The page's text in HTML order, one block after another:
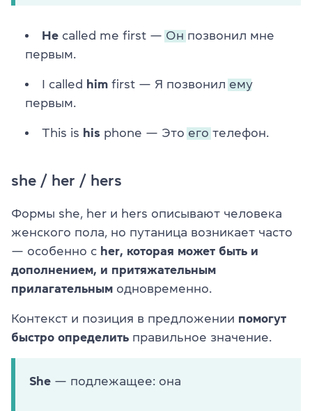
He called me first — Он позвонил мне
первым.
I called him first — Я позвонил ему
первым.
This is his phone — Это его телефон.
she / her / hers
Формы she, her и hers описывают человека
женского пола, но путаница возникает часто
— особенно с her, которая может быть и
дополнением, и притяжательным
прилагательным одновременно.
Контекст и позиция в предложении помогут
быстро определить правильное значение.
She — подлежащее: она